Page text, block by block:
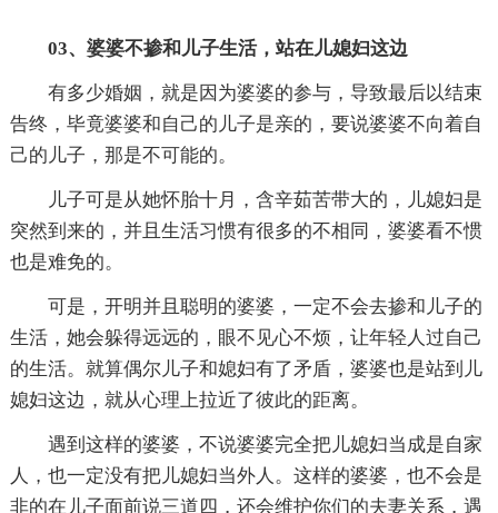
03、 婆婆不掺和儿子生活，站在儿媳妇这边
有多少婚姻，就是因为婆婆的参与，导致最后以结束
告终，毕竟婆婆和自己的儿子是亲的，要说婆婆不向着自
己的儿子，那是不可能的。
儿子可是从她怀胎十月，含辛茹苦带大的，儿媳妇是
突然到来的，并且生活习惯有很多的不相同，婆婆看不惯
也是难免的。
可是，开明并且聪明的婆婆，一定不会去掺和儿子的
生活，她会躲得远远的，眼不见心不烦，让年轻人过自己
的生活。就算偶尔儿子和媳妇有了矛盾，婆婆也是站到儿
媳妇这边，就从心理上拉近了彼此的距离。
遇到这样的婆婆，不说婆婆完全把儿媳妇当成是自家
人，也一定没有把儿媳妇当外人。这样的婆婆，也不会是
非的在儿子面前说三道四，还会维护你们的夫妻关系，遇